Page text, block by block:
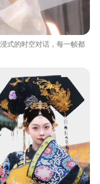
式的时空对话，每一帧都